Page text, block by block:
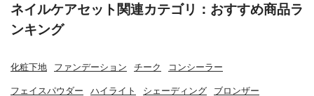
ネイルケアセット関連カテゴリ：おすすめ商品ラ
ンキング
化粧下地 ファンデーション チーク コンシーラー
フェイスパウダー ハイライト シェーディング ブロンザー